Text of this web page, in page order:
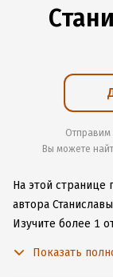
Отправим
Вы можете
На этой странице
автора
Изучите более 1
Показать